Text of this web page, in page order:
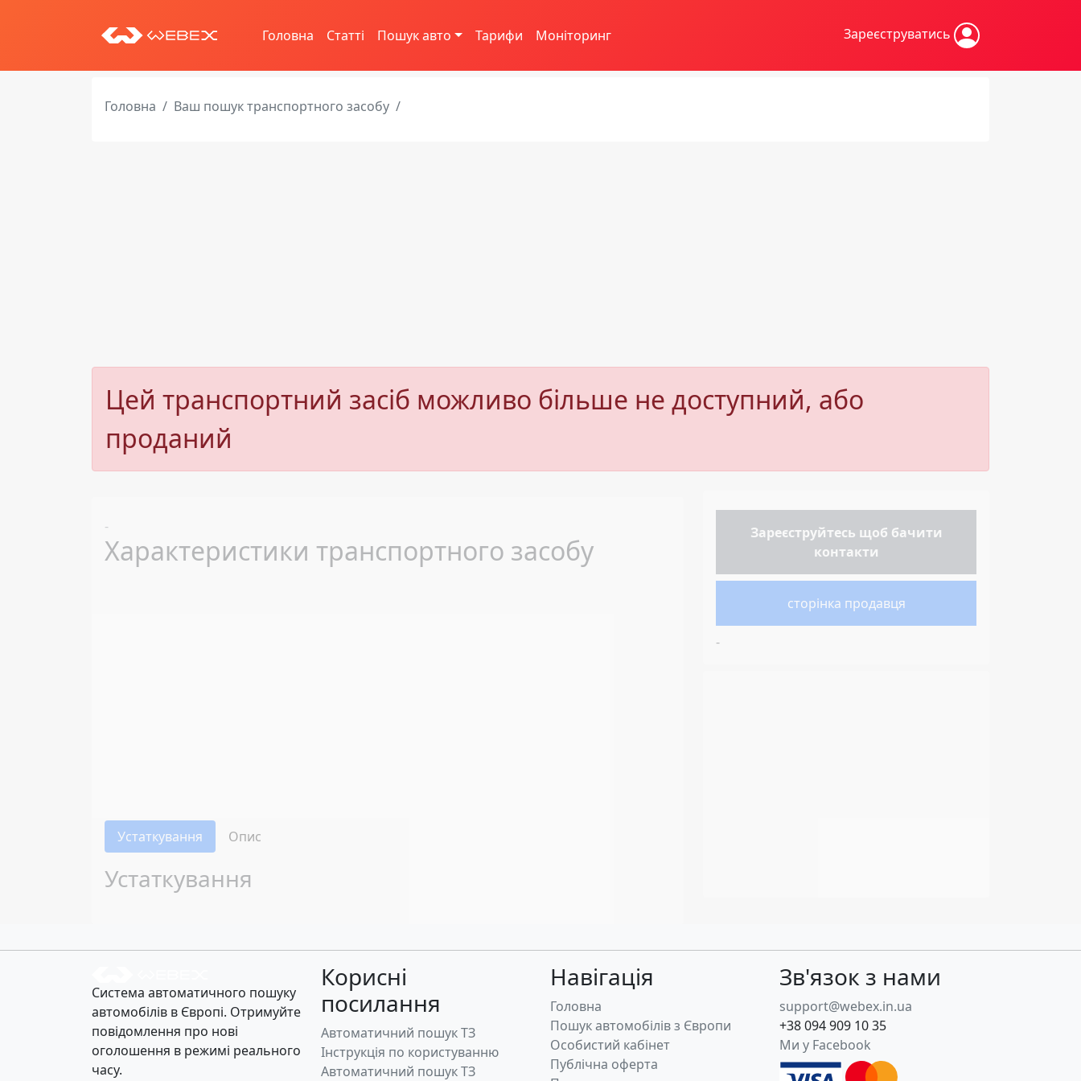
Головна Статті Пошук авто Тарифи Моніторинг Зареєструватись
Головна Ваш пошук транспортного засобу
Цей транспортний засіб можливо більше не доступний, або
проданий
-
Характеристики транспортного засобу
Устаткування Опис
Устаткування
Зареєструйтесь щоб бачити
контакти
сторінка продавця
-
Система автоматичного пошуку
автомобілів в Європі. Отримуйте
повідомлення про нові
оголошення в режимі реального
часу.
Корисні
посилання
Автоматичний пошук ТЗ
Інструкція по користуванню
Автоматичний пошук ТЗ
Навігація
Головна
Пошук автомобілів з Європи
Особистий кабінет
Публічна оферта
Зв'язок з нами
support@webex.in.ua
+38 094 909 10 35
Ми у Facebook